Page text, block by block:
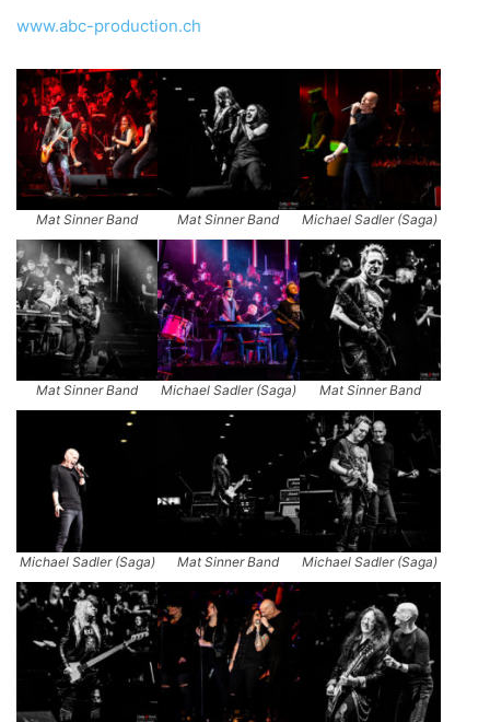
www.abc-production.ch
Mat Sinner Band Mat Sinner Band Michael Sadler (Saga)
Mat Sinner Band Michael Sadler (Saga) Mat Sinner Band
Michael Sadler (Saga) Mat Sinner Band Michael Sadler (Saga)